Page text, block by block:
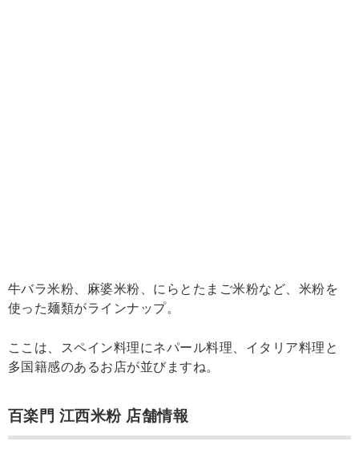
牛バラ米粉、麻婆米粉、にらとたまご米粉など、米粉を
使った麺類がラインナップ。
ここは、スペイン料理にネパール料理、イタリア料理と
多国籍感のあるお店が並びますね。
百楽門 江西米粉 店舗情報